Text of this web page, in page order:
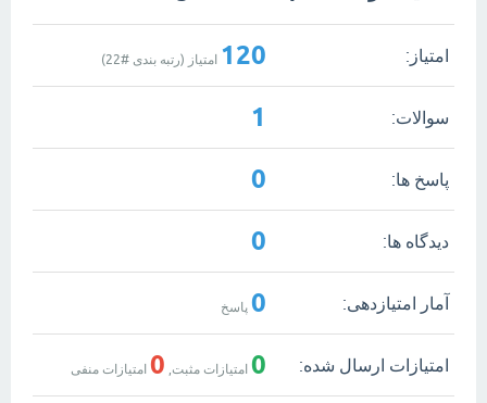
امتیاز: 120 امتیاز (رتبه بندی #22
)
سوالات: 1
پاسخ ها: 0
دیدگاه ها: 0
آمار امتیازدهی: 0 پاسخ
امتیازات ارسال شده: 0 امتیازات مثبت, 0 امتیازات منفی